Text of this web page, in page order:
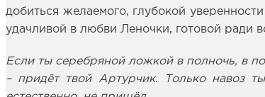
добиться желаемого, глубокой
удачливой в любви Леночки, готовой ради
Если ты серебряной ложкой в полночь, в
– придёт твой Артурчик. Только навоз